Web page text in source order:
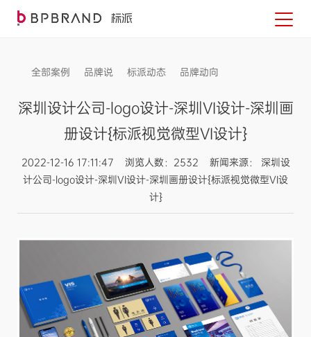
全部案例 品牌说 标派动态 品牌动向
深圳设计公司-logo设计-深圳VI设计-深圳画
册设计{标派视觉微型VI设计}
2022-12-16 17:11:47 浏览人数：2532 新闻来源： 深圳设
计公司-logo设计-深圳VI设计-深圳画册设计{标派视觉微型VI设
计}